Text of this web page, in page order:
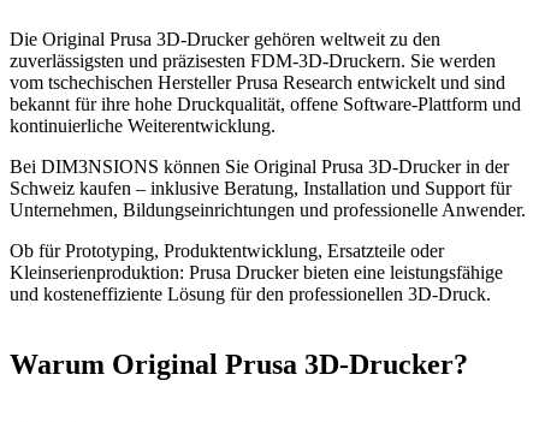
Die Original Prusa 3D-Drucker gehören weltweit zu den
zuverlässigsten und präzisesten FDM-3D-Druckern. Sie werden
vom tschechischen Hersteller Prusa Research entwickelt und sind
bekannt für ihre hohe Druckqualität, offene Software-Plattform und
kontinuierliche Weiterentwicklung.
Bei DIM3NSIONS können Sie Original Prusa 3D-Drucker in der
Schweiz kaufen – inklusive Beratung, Installation und Support für
Unternehmen, Bildungseinrichtungen und professionelle Anwender.
Ob für Prototyping, Produktentwicklung, Ersatzteile oder
Kleinserienproduktion: Prusa Drucker bieten eine leistungsfähige
und kosteneffiziente Lösung für den professionellen 3D-Druck.
Warum Original Prusa 3D-Drucker?